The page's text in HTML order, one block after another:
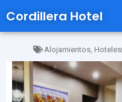
Cordillera Hotel
Alojamientos, Hoteles